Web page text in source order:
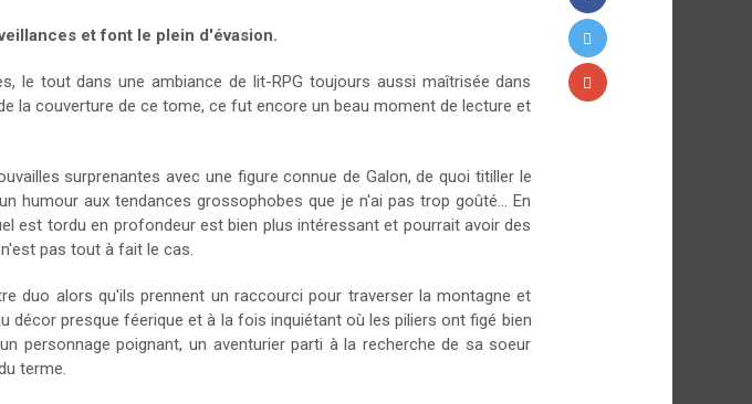
et font le plein d'évasion.
le tout dans une ambiance de lit-RPG toujours aussi maîtrisée dans
la couverture de ce tome, ce fut encore un beau moment de lecture et
surprenantes avec une figure connue de Galon, de quoi titiller le
humour aux tendances grossophobes que je n'ai pas trop goûté... En
est tordu en profondeur est bien plus intéressant et pourrait avoir des
pas tout à fait le cas.
duo alors qu'ils prennent un raccourci pour traverser la montagne et
presque féerique et à la fois inquiétant où les piliers ont figé bien
personnage poignant, un aventurier parti à la recherche de sa soeur
terme.